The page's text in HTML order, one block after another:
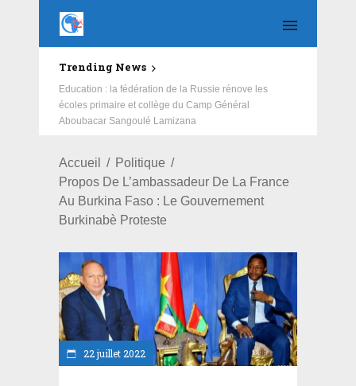
Trending News
Education : la fédération de la Russie rénove les
écoles primaire et collège du Camp Général
Aboubacar Sangoulé Lamizana
Accueil
Politique
Propos De L’ambassadeur De La France
Au Burkina Faso : Le Gouvernement
Burkinabè Proteste
22 juillet 2022